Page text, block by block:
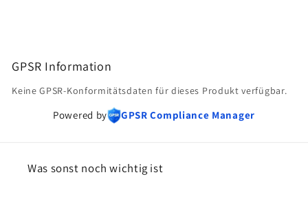
GPSR Information
Keine GPSR-Konformitätsdaten für dieses Produkt verfügbar.
Powered by GPSR Compliance Manager
Was sonst noch wichtig ist